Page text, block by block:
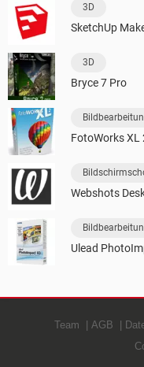
3D
SketchUp
3D
Bryce 7 Pro
FotoWorks XL
Webshots
Ulead
Team AGB